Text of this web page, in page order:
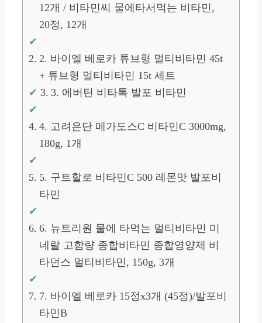
12개 / 비타민씨 물에타서먹는 비타민,
20정, 12개
2. 바이엘 베로카 튜브형 멀티비타민 45t
+ 튜브형 멀티비타민 15t 세트
3. 에버틴 비타톡 발포 비타민
4. 고려은단 메가도스C 비타민C 3000mg,
180g, 1개
5. 구트할로 비타민C 500 레몬맛 발포비
타민
6. 뉴트리원 물에 타먹는 멀티비타민 미
네랄 고함량 종합비타민 종합영양제 비
타던스 멀티비타민, 150g, 3개
7. 바이엘 베로카 15정x3개 (45정)/발포비
타민B